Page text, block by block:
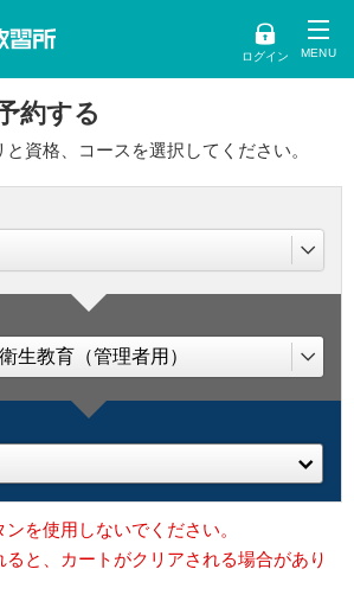
ログイン
約する
資格、コースを選択してください。
を使用しないでください。
と、カートがクリアされる場合があり